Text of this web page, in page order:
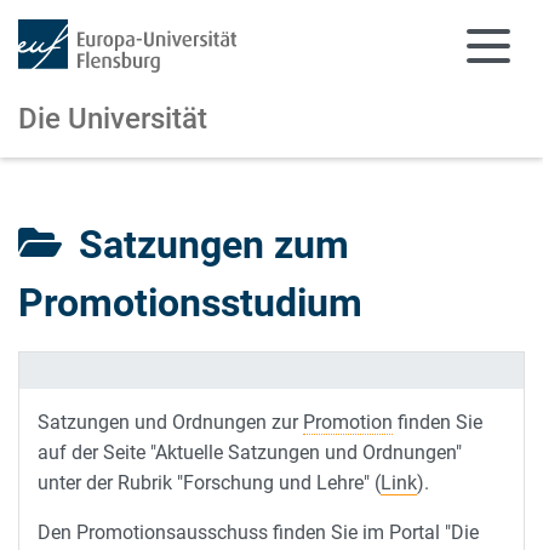
Die Universität
Satzungen zum
Promotionsstudium
Satzungen und Ordnungen zur Promotion finden Sie
auf der Seite "Aktuelle Satzungen und Ordnungen"
unter der Rubrik "Forschung und Lehre" (Link).
Den Promotionsausschuss finden Sie im Portal "Die